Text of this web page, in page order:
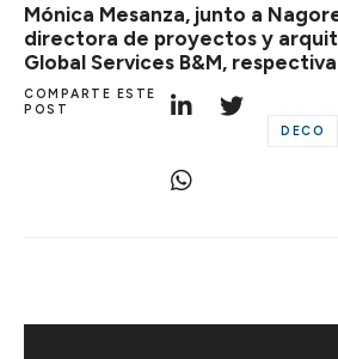
Mónica Mesanza, junto a
directora de proyectos y
Global Services B&M,
COMPARTE ESTE
POST
DECO